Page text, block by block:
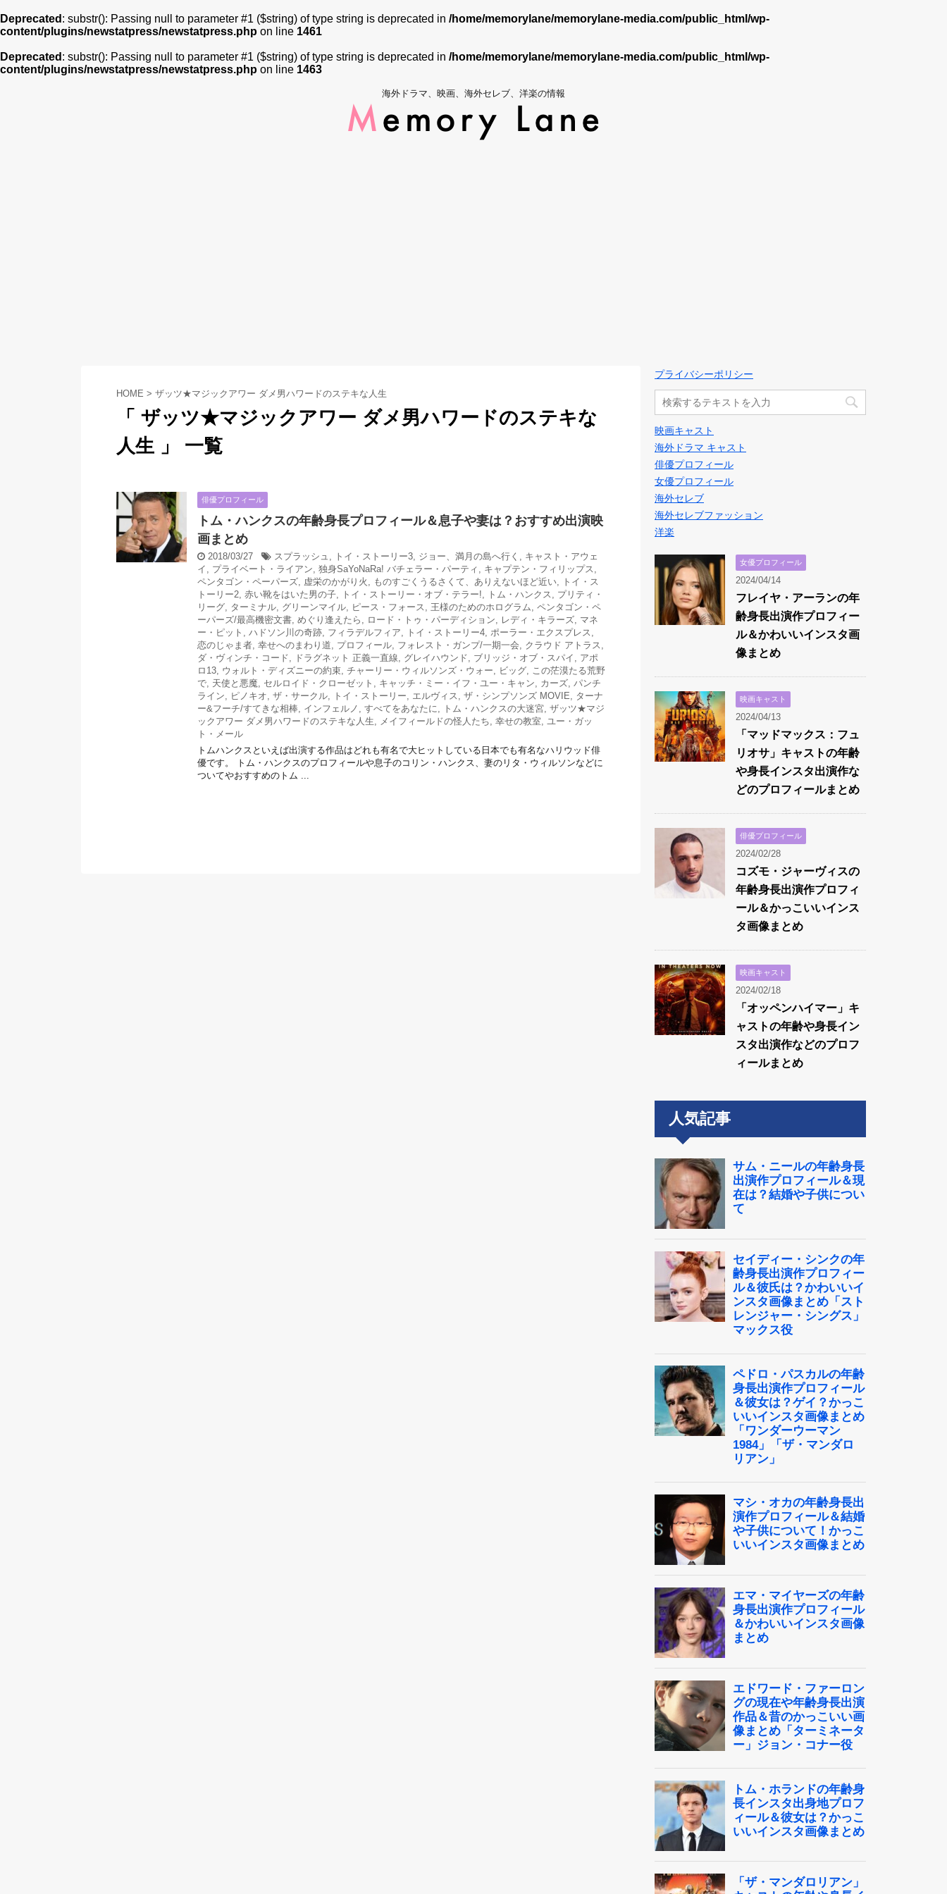
Deprecated : substr(): Passing null to parameter #1 ($string) of type string is deprecated in /home/memorylane/memorylane-media.com/public_html/wp-
content/plugins/newstatpress/newstatpress.php on line 1461
Deprecated : substr(): Passing null to parameter #1 ($string) of type string is deprecated in /home/memorylane/memorylane-media.com/public_html/wp-
content/plugins/newstatpress/newstatpress.php on line 1463
海外ドラマ、映画、海外セレブ、洋楽の情報
HOME > ザッツ★マジックアワー ダメ男ハワードのステキな人生
「 ザッツ★マジックアワー ダメ男ハワードのステキな
人生 」 一覧
俳優プロフィール
トム・ハンクスの年齢身長プロフィール＆息子や妻は？おすすめ出演映
画まとめ
2018/03/27 スプラッシュ , トイ・ストーリー3, ジョー、満月の島へ行く , キャスト・アウェ
イ , プライベート・ライアン, 独身SaYoNaRa! バチェラー・パーティ , キャプテン・フィリップス,
ペンタゴン・ペーパーズ, 虚栄のかがり火 , ものすごくうるさくて、ありえないほど近い,
トイ・ス
トーリー2, 赤い靴をはいた男の子, トイ・ストーリー・オブ・テラー!, トム・ハンクス, プリティ・
リーグ, ターミナル, グリーンマイル, ピース・フォース, 王様のためのホログラム, ペンタゴン・ペ
ーパーズ/最高機密文書, めぐり逢えたら , ロード・トゥ・パーディション, レディ・キラーズ, マネ
ー・ピット , ハドソン川の奇跡, フィラデルフィア, トイ・ストーリー4, ポーラー・エクスプレス,
恋のじゃま者, 幸せへのまわり道, プロフィール, フォレスト・ガンプ/一期一会, クラウド アトラス,
ダ・ヴィンチ・コード, ドラグネット 正義一直線, グレイハウンド, ブリッジ・オブ・スパイ , アポ
ロ13, ウォルト・ディズニーの約束, チャーリー・ウィルソンズ・ウォー, ビッグ, この茫漠たる荒野
で, 天使と悪魔, セルロイド・クローゼット , キャッチ・ミー・イフ・ユー・キャン, カーズ, パンチ
ライン, ピノキオ, ザ・サークル, トイ・ストーリー, エルヴィス, ザ・シンプソンズ MOVIE, ターナ
ー&フーチ/すてきな相棒, インフェルノ , すべてをあなたに, トム・ハンクスの大迷宮, ザッツ★マジ
ックアワー ダメ男ハワードのステキな人生, メイフィールドの怪人たち, 幸せの教室, ユー・ガッ
ト・メール
トムハンクスといえば出演する作品はどれも有名で大ヒットしている日本でも有名なハリウッド俳
優です。 トム・ハンクスのプロフィールや息子のコリン・ハンクス、妻のリタ・ウィルソンなどに
ついてやおすすめのトム ...
プライバシーポリシー
映画キャスト
海外ドラマ キャスト
俳優プロフィール
女優プロフィール
海外セレブ
海外セレブファッション
洋楽
女優プロフィール
2024/04/14
フレイヤ・アーランの年
齢身長出演作プロフィー
ル＆かわいいインスタ画
像まとめ
映画キャスト
2024/04/13
「マッドマックス：フュ
リオサ」キャストの年齢
や身長インスタ出演作な
どのプロフィールまとめ
俳優プロフィール
2024/02/28
コズモ・ジャーヴィスの
年齢身長出演作プロフィ
ール＆かっこいいインス
タ画像まとめ
映画キャスト
2024/02/18
「オッペンハイマー」キ
ャストの年齢や身長イン
スタ出演作などのプロフ
ィールまとめ
人気記事